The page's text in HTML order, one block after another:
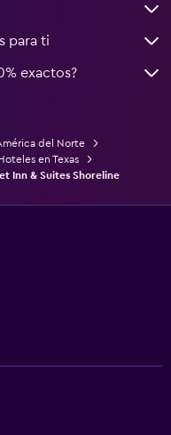
para ti
exactos?
del Norte
en Texas
Inn & Suites Shoreline